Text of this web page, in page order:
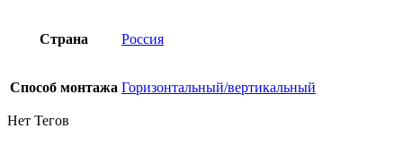
Страна Россия
Способ монтажа Горизонтальный/вертикальный
Нет Тегов